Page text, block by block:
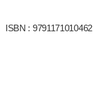
ISBN : 9791171010462